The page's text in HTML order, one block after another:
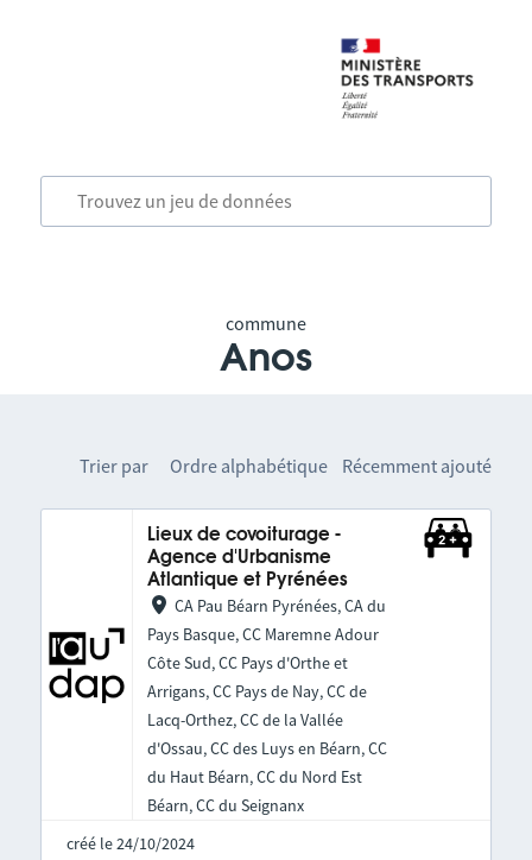
commune
Anos
Trier par Ordre alphabétique Récemment ajouté
Lieux de covoiturage -
Agence d'Urbanisme
Atlantique et Pyrénées
CA Pau Béarn Pyrénées, CA du
Pays Basque, CC Maremne Adour
Côte Sud, CC Pays d'Orthe et
Arrigans, CC Pays de Nay, CC de
Lacq-Orthez, CC de la Vallée
d'Ossau, CC des Luys en Béarn, CC
du Haut Béarn, CC du Nord Est
Béarn, CC du Seignanx
créé le 24/10/2024